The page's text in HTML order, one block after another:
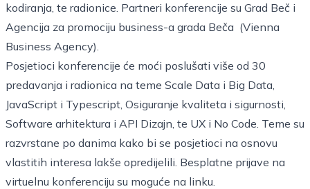
kodiranja, te radionice. Partneri konferencije su Grad Beč i
Agencija za promociju business-a grada Beča (Vienna
Business Agency).
Posjetioci konferencije će moći poslušati više od 30
predavanja i radionica na teme Scale Data i Big Data,
JavaScript i Typescript, Osiguranje kvaliteta i sigurnosti,
Software arhitektura i API Dizajn, te UX i No Code. Teme su
razvrstane po danima kako bi se posjetioci na osnovu
vlastitih interesa lakše opredijelili. Besplatne prijave na
virtuelnu konferenciju su moguće na linku.